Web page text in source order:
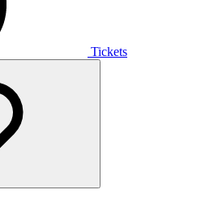
Tickets